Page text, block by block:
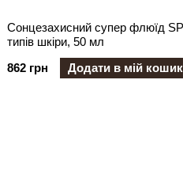
Cонцезахисний супер флюїд
типів шкіри, 50 мл
862 грн
Додати в мій кошик